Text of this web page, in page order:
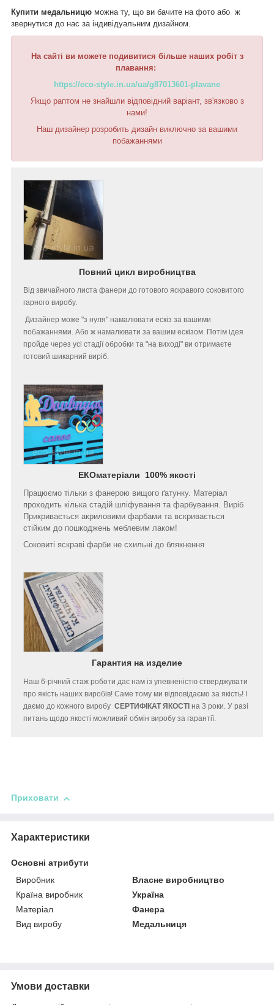
Купити медальницю можна ту, що ви бачите на фото або ж
звернутися до нас за індивідуальним дизайном.
На сайті ви можете подивитися більше наших робіт з
плавання:
https://eco-style.in.ua/ua/g87013601-plavane
Якщо раптом не знайшли відповідний варіант, зв'язково з
нами!
Наш дизайнер розробить дизайн виключно за вашими
побажаннями
Повний цикл виробництва
Від звичайного листа фанери до готового яскравого соковитого
гарного виробу.
Дизайнер може "з нуля" намалювати ескіз за вашими
побажаннями. Або ж намалювати за вашим ескізом. Потім ідея
пройде через усі стадії обробки та "на виході" ви отримаєте
готовий шикарний виріб.
ЕКОматеріали 100% якості
Працюємо тільки з фанерою вищого ґатунку. Матеріал
проходить кілька стадій шліфування та фарбування. Виріб
Прикривається акриловими фарбами та вскривається
стійким до пошкоджень меблевим лаком!
Соковиті яскраві фарби не схильні до блякнення
Гарантия на изделие
Наш 6-річний стаж роботи дає нам із упевненістю стверджувати
про якість наших виробів! Саме тому ми відповідаємо за якість! І
даємо до кожного виробу СЕРТИФІКАТ ЯКОСТІ на 3 роки. У разі
питань щодо якості можливий обмін виробу за гарантії.
Приховати
Характеристики
Основні атрибути
Виробник
Власне виробництво
Країна виробник
Україна
Матеріал
Фанера
Вид виробу
Медальниця
Умови доставки